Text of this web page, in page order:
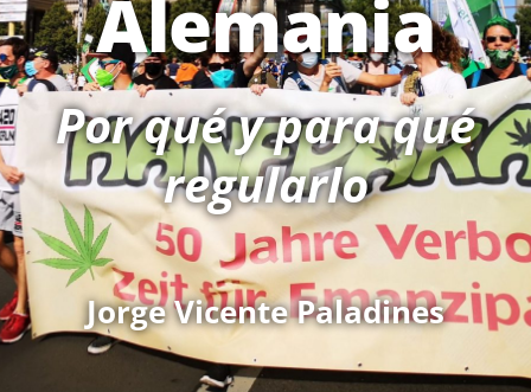
Alemania
Por qué y para qué
regularlo
Jorge Vicente Paladines